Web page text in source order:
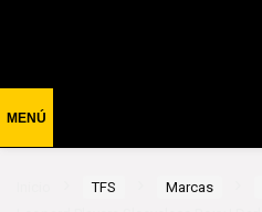
TFS Marcas